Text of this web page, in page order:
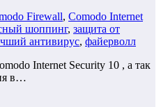
Firewall, Comodo Internet
шоппинг, защита от
антивирус, файерволл
Internet Security 10 , а так
в…